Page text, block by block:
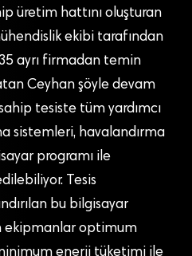
üretim hattını oluşturan
ekibi tarafından
ayrı firmadan temin
Ceyhan şöyle devam
tesiste tüm yardımcı
sistemleri, havalandırma
programı ile
Tesis
bu bilgisayar
ekipmanlar optimum
enerji tüketimi ile